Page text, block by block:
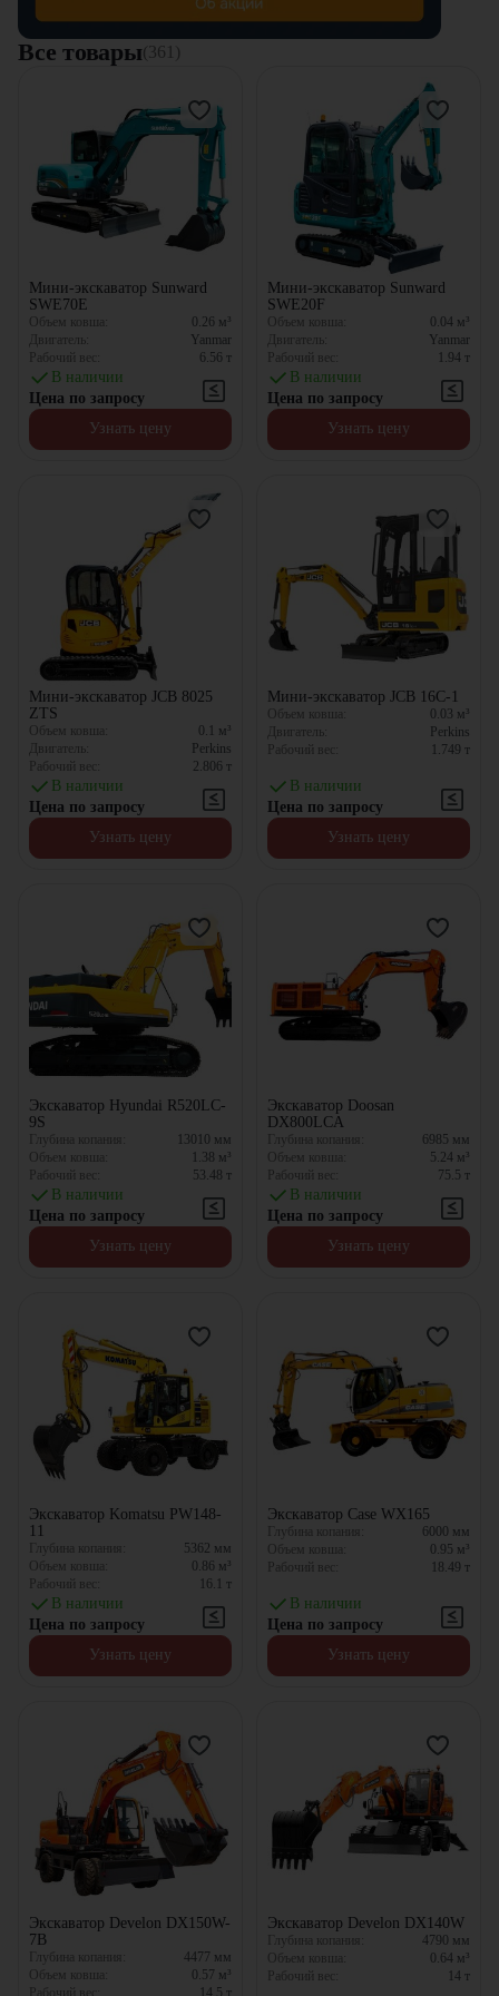
Все товары(361)
Мини-экскаватор Sunward
SWE70E
Объем ковша: 0.26 м³
Двигатель:
Yanmar
Рабочий вес:
6.56 т
В наличии
Цена по запросу
Узнать цену
Мини-экскаватор Sunward
SWE20F
Объем ковша: 0.04 м³
Двигатель:
Yanmar
Рабочий вес:
1.94 т
В наличии
Цена по запросу
Узнать цену
Мини-экскаватор JCB 8025
ZTS
Объем ковша: 0.1 м³
Двигатель:
Perkins
Рабочий вес:
2.806 т
В наличии
Цена по запросу
Узнать цену
Мини-экскаватор JCB 16C-1
Объем ковша: 0.03 м³
Двигатель:
Perkins
Рабочий вес:
1.749 т
В наличии
Цена по запросу
Узнать цену
Экскаватор Hyundai R520LC-
9S
Глубина копания: 13010 мм
Объем ковша:
1.38 м³
Рабочий вес:
53.48 т
В наличии
Цена по запросу
Узнать цену
Экскаватор Doosan
DX800LCA
Глубина копания: 6985 мм
Объем ковша:
5.24 м³
Рабочий вес:
75.5 т
В наличии
Цена по запросу
Узнать цену
Экскаватор Komatsu PW148-
11
Глубина копания: 5362 мм
Объем ковша:
0.86 м³
Рабочий вес:
16.1 т
В наличии
Цена по запросу
Узнать цену
Экскаватор Case WX165
Глубина копания: 6000 мм
Объем ковша:
0.95 м³
Рабочий вес:
18.49 т
В наличии
Цена по запросу
Узнать цену
Экскаватор Develon DX150W-
7B
Глубина копания: 4477 мм
Объем ковша:
0.57 м³
Рабочий вес:
14.5 т
Экскаватор Develon DX140W
Глубина копания: 4790 мм
Объем ковша:
0.64 м³
Рабочий вес:
14 т